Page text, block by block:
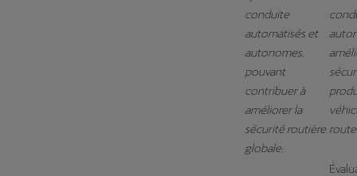
conduite
automatisés et
autonomes,
pouvant
contribuer à
améliorer la
sécurité routière
globale.
route